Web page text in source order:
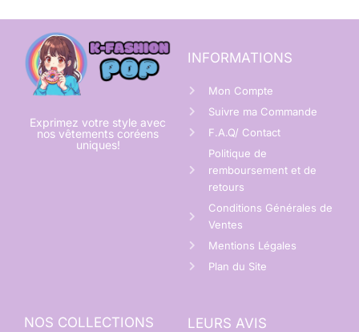
Exprimez votre style avec
nos vêtements coréens
uniques!
INFORMATIONS
Mon Compte
Suivre ma Commande
F.A.Q/ Contact
Politique de
remboursement et de
retours
Conditions Générales de
Ventes
Mentions Légales
Plan du Site
NOS COLLECTIONS LEURS AVIS